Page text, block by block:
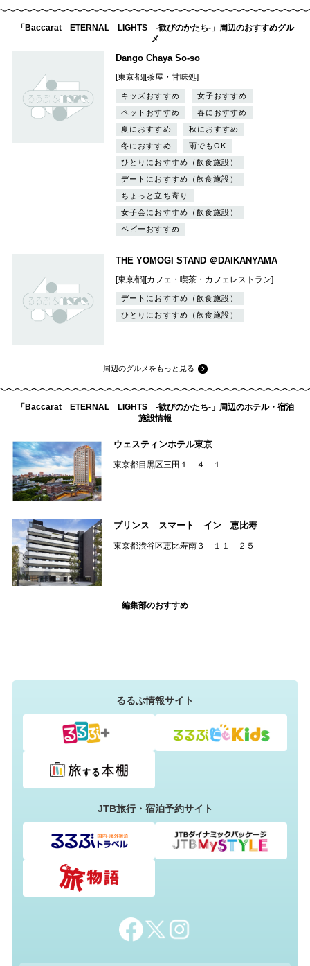
「Baccarat ETERNAL LIGHTS -歓びのかたち-」周辺のおすすめグル
メ
Dango Chaya So-so
[東京都][茶屋・甘味処]
キッズおすすめ
女子おすすめ
ペットおすすめ
春におすすめ
夏におすすめ
秋におすすめ
冬におすすめ
雨でもOK
ひとりにおすすめ（飲食施設）
デートにおすすめ（飲食施設）
ちょっと立ち寄り
女子会におすすめ（飲食施設）
ベビーおすすめ
THE YOMOGI STAND ＠DAIKANYAMA
[東京都][カフェ・喫茶・カフェレストラン]
デートにおすすめ（飲食施設）
ひとりにおすすめ（飲食施設）
周辺のグルメをもっと見る
「Baccarat ETERNAL LIGHTS -歓びのかたち-」周辺のホテル・宿泊
施設情報
ウェスティンホテル東京
東京都目黒区三田１－４－１
プリンス スマート イン 恵比寿
東京都渋谷区恵比寿南３－１１－２５
編集部のおすすめ
るるぶ情報サイト
JTB旅行・宿泊予約サイト